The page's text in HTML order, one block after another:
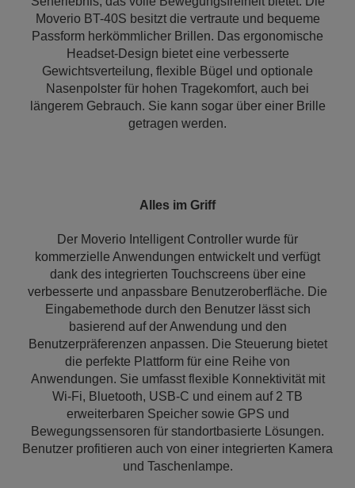
Moverio BT-40S besitzt die vertraute und bequeme
Passform herkömmlicher Brillen. Das ergonomische
Headset-Design bietet eine verbesserte
Gewichtsverteilung, flexible Bügel und optionale
Nasenpolster für hohen Tragekomfort, auch bei
längerem Gebrauch. Sie kann sogar über einer Brille
getragen werden.
Alles im Griff
Der Moverio Intelligent Controller wurde für
kommerzielle Anwendungen entwickelt und verfügt
dank des integrierten Touchscreens über eine
verbesserte und anpassbare Benutzeroberfläche. Die
Eingabemethode durch den Benutzer lässt sich
basierend auf der Anwendung und den
Benutzerpräferenzen anpassen. Die Steuerung bietet
die perfekte Plattform für eine Reihe von
Anwendungen. Sie umfasst flexible Konnektivität mit
Wi-Fi, Bluetooth, USB-C und einem auf 2 TB
erweiterbaren Speicher sowie GPS und
Bewegungssensoren für standortbasierte Lösungen.
Benutzer profitieren auch von einer integrierten Kamera
und Taschenlampe.